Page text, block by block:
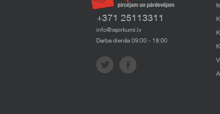
+371 25113311
info@iepirkumi.lv
Darba dienās 09:00 - 18:00